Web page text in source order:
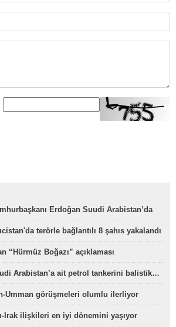
Erdoğan Suudi Arabistan’da
terörle bağlantılı 8 şahıs yakalandı
“Hürmüz Boğazı” açıklaması
Arabistan’a ait petrol tankerini balistik…
Umman görüşmeleri olumlu ilerliyor
Irak ilişkileri en iyi dönemini yaşıyor